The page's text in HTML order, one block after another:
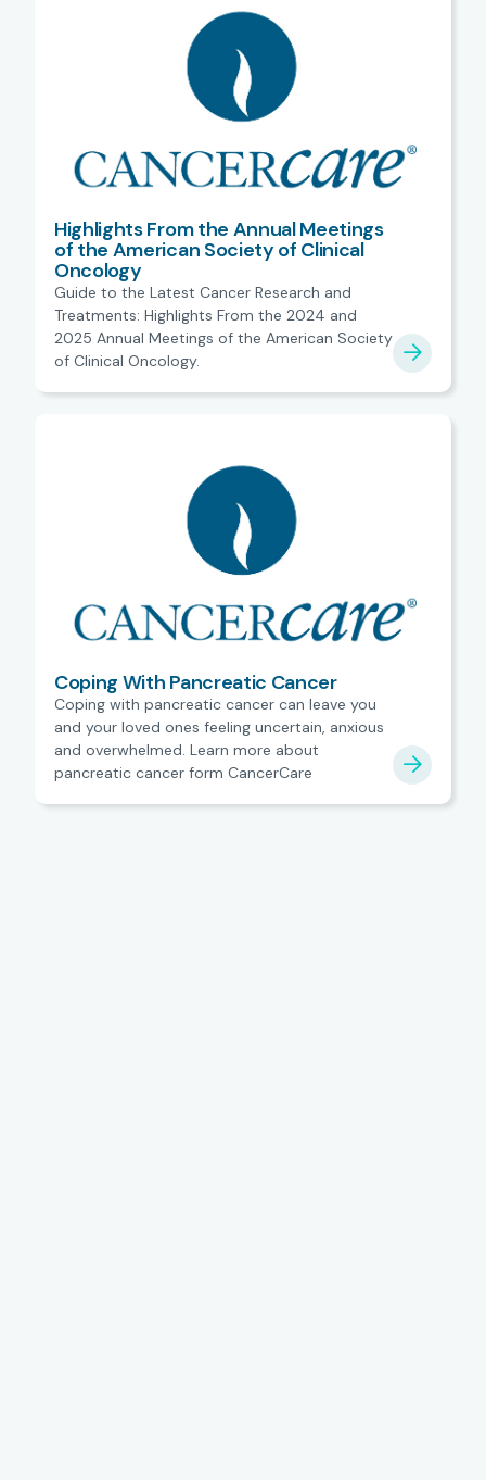
Highlights From the Annual Meetings
of the American Society of Clinical
Oncology
Guide to the Latest Cancer Research and
Treatments: Highlights From the 2024 and
2025 Annual Meetings of the American Society
of Clinical Oncology.
Coping With Pancreatic Cancer
Coping with pancreatic cancer can leave you
and your loved ones feeling uncertain, anxious
and overwhelmed. Learn more about
pancreatic cancer form CancerCare